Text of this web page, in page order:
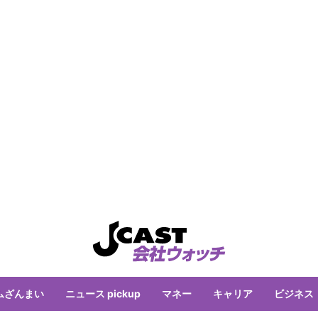
ざんまい ニュース pickup マネー キャリア ビジネス